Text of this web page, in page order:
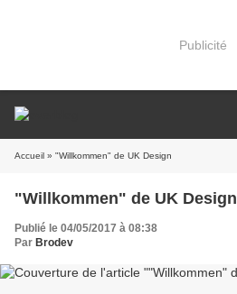
Publicité
Accueil » "Willkommen" de UK Design
"Willkommen" de UK Design
Publié le 04/05/2017 à 08:38
Par Brodev